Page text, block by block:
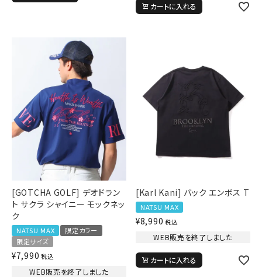
キーワードから探す
価格から探す
円 ～
並び順
カテゴリ
カートに入れる
[GOTCHA GOLF] デオドラン
ト サクラ シャイニー モックネッ
ク
NATSU MAX
限定カラー
限定サイズ
¥7,990 税込
WEB販売を終了しました
[Karl Kani] バック エンボス T
NATSU MAX
¥8,990 税込
WEB販売を終了しました
カートに入れる